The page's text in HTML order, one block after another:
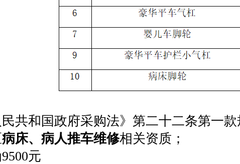
共和国政府采购法》第二十二条第一款
病床、病人推车维修相关资质；
元